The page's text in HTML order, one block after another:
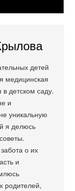
детей
медицинская
детском саду.
и
уникальную
я делюсь
о их
и
родителей,